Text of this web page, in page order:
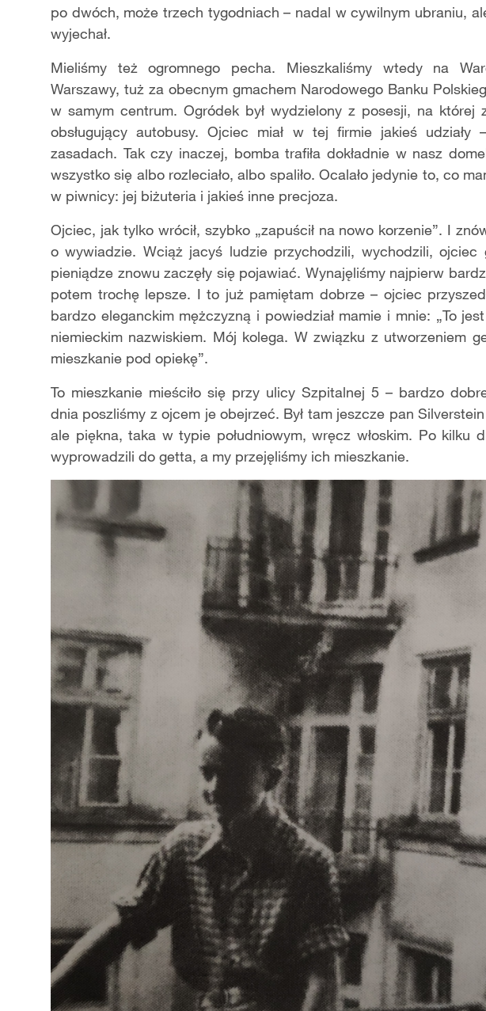
po dwóch, może trzech tygodniach – nadal w cywilnym ubraniu,
wyjechał.
Mieliśmy też ogromnego pecha. Mieszkaliśmy wtedy na
Warszawy, tuż za obecnym gmachem Narodowego Banku
w samym centrum. Ogródek był wydzielony z posesji, na której
obsługujący autobusy. Ojciec miał w tej firmie jakieś
zasadach. Tak czy inaczej, bomba trafiła dokładnie w nasz
wszystko się albo rozleciało, albo spaliło. Ocalało jedynie to, co
w piwnicy: jej biżuteria i jakieś inne precjoza.
Ojciec, jak tylko wrócił, szybko „zapuścił na nowo korzenie”. I
o wywiadzie. Wciąż jacyś ludzie przychodzili, wychodzili, ojciec
pieniądze znowu zaczęły się pojawiać. Wynajęliśmy najpierw
potem trochę lepsze. I to już pamiętam dobrze – ojciec
bardzo eleganckim mężczyzną i powiedział mamie i mnie: „To
niemieckim nazwiskiem. Mój kolega. W związku z utworzeniem
mieszkanie pod opiekę”.
To mieszkanie mieściło się przy ulicy Szpitalnej 5 – bardzo
dnia poszliśmy z ojcem je obejrzeć. Był tam jeszcze pan
ale piękna, taka w typie południowym, wręcz włoskim. Po kilku
wyprowadzili do getta, a my przejęliśmy ich mieszkanie.